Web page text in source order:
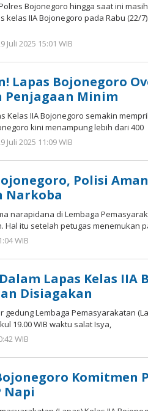
Bojonegoro hingga saat ini
IIA Bojonegoro pada Rabu (22/7).
Juli 2025 15:01 WIB
Lapas Bojonegoro
Penjagaan Minim
Kelas IIA Bojonegoro semakin
kini menampung lebih dari 400
Juli 2025 11:09 WIB
Polisi
Narkoba
narapidana di Lembaga
Hal itu setelah petugas menemukan
WIB
Lapas Kelas IIA
Disiagakan
gedung Lembaga Pemasyarakatan
19.00 WIB waktu salat Isya,
WIB
Komitmen
Napi